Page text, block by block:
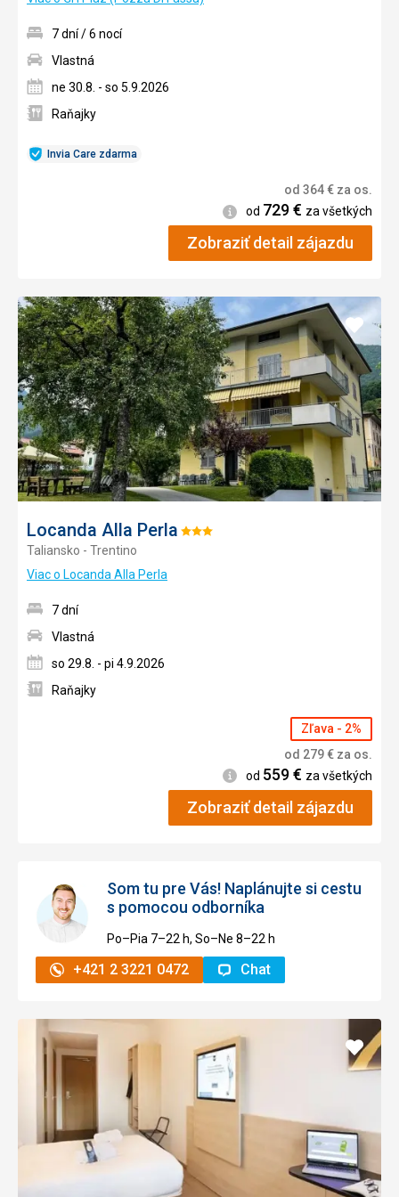
Invia Care zdarma
7 dní / 6 nocí
Vlastná
ne 30.8. - so 5.9.2026
Raňajky
od 364€ za os.
Informácie
od 729€ za všetkých
Zobraziť detail zájazdu
Locanda Alla Perla Hodnotenie:
Taliansko - Trentino
Viac o Locanda Alla Perla
Pridať
7 dní
Vlastná
so 29.8. - pi 4.9.2026
Raňajky
Zľava - 2%
od 279€ za os.
Informácie
od 559€ za všetkých
Zobraziť detail zájazdu
Som tu pre Vás! Naplánujte si cestu
s pomocou odborníka
Po–Pia 7–⁠⁠⁠⁠⁠⁠22 h, So–Ne 8–⁠⁠⁠⁠⁠⁠22 h
+421 2 3221 0472 Chat
Pridať
do